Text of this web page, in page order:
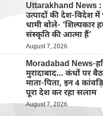
Uttarakhand News
उत्पादों की देश-विदेश
धामी बोले- ‘शिल्पकार
संस्कृति की आत्मा हैं’
August 7, 2026
Moradabad News-
मुरादाबाद… कंधों पर
माता-पिता, इन 4
पूरा देश कर रहा सलाम
August 7, 2026